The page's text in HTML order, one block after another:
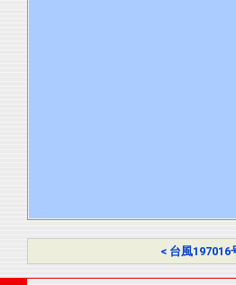
< 台風197016